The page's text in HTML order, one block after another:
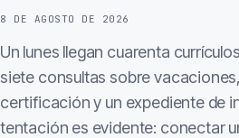
8 DE AGOSTO DE 2026
Un lunes llegan cuarenta
siete consultas sobre
certificación y un expediente de
tentación es evidente: conectar